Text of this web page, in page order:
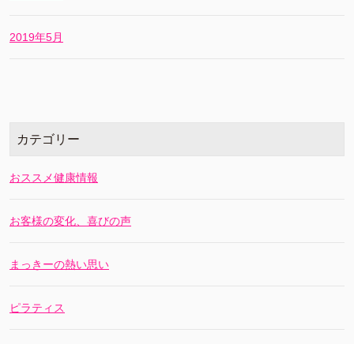
2019年5月
カテゴリー
おススメ健康情報
お客様の変化、喜びの声
まっきーの熱い思い
ピラティス